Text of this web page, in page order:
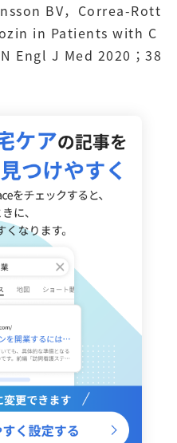
BV，Correa-Rott
in Patients with C
Engl J Med 2020；38